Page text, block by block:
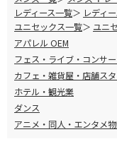
レディース一覧
レディ
ユニセックス一覧
ユニ
アパレル OEM
フェス・ライブ・コンサ
カフェ・雑貨屋・店舗ス
ホテル・観光業
ダンス
アニメ・同人・エンタメ